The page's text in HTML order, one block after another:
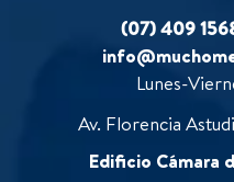
(07) 409
Lunes-
Av. Florencia
Edificio Cámara